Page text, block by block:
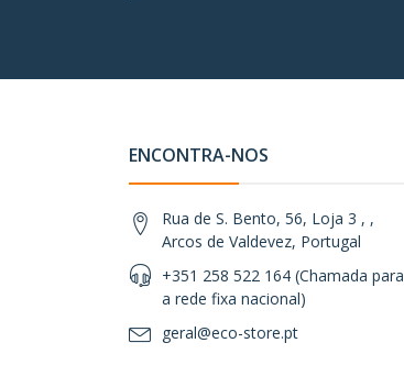
ENCONTRA-NOS
Rua de S. Bento, 56, Loja 3 , ,
Arcos de Valdevez, Portugal
+351 258 522 164 (Chamada para
a rede fixa nacional)
geral@eco-store.pt